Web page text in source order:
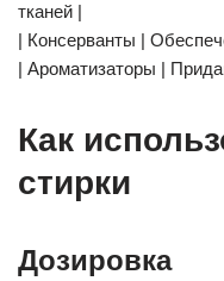
тканей |
| Консерванты |
| Ароматизаторы |
Как
стирки
Дозировка